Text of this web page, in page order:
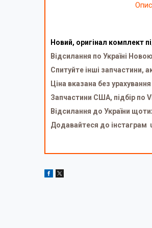
Опис
Новий, оригінал комплект
Відсилання по Україні
Спитуйте інші запчастини,
Ціна вказана без
Запчастини США, підбір по
Відсилання до України
Додавайтеся до інстаграм